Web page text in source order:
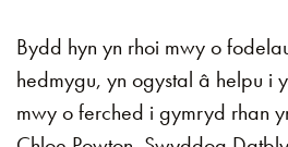
Bydd hyn yn rhoi mwy o
hedmygu, yn ogystal â helpu i
mwy o ferched i gymryd rhan